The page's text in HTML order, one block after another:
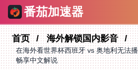
番茄加速器
首页 海外解锁国内影音
在海外看世界杯西班牙 vs 奥地利无法
畅享中文解说